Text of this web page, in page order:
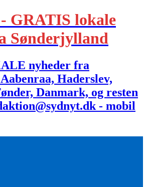
GRATIS lokale
Sønderjylland
nyheder fra
Haderslev,
Danmark, og resten
- mobil